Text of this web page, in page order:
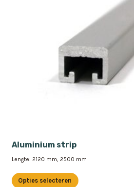
Aluminium strip
Lengte: 2120 mm, 2500 mm
Opties selecteren